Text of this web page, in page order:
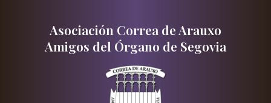
Asociación Correa de Arauxo
Amigos del Órgano de Segovia